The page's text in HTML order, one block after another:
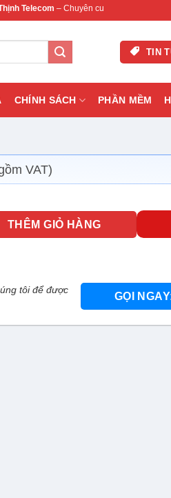
– Chuyên cung cấp thiết bị mạng &
TIN
CHÍNH SÁCH PHẦN MỀM
VAT)
80 PLUS BRONZE số lượng
THÊM GIỎ HÀNG
tôi để được
GỌI